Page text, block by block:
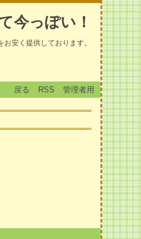
今っぽい！
安く提供しております。
戻る RSS 管理者用